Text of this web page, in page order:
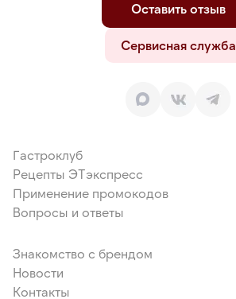
Оставить отзыв
Сервисная служба
Гастроклуб
Рецепты ЭТэкспресс
Применение промокодов
Вопросы и ответы
Знакомство с брендом
Новости
Контакты